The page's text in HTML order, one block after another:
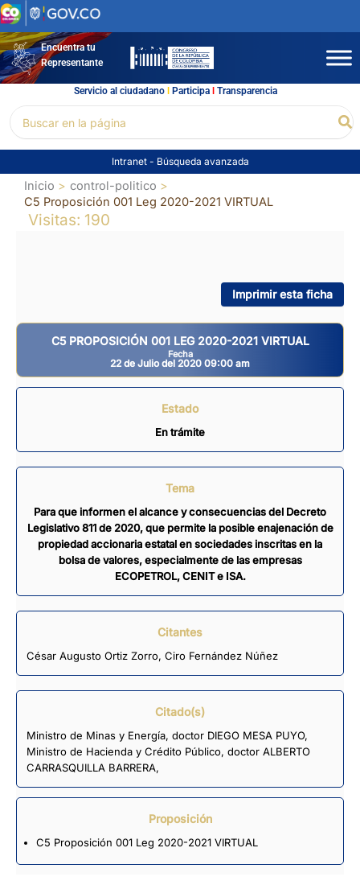
Ir
al
contenidoEncuentra tu
Representante
Servicio al ciudadano l Participal Transparencia
por:
Intranet - Búsqueda avanzada
Inicio
control-politico
C5 Proposición 001 Leg 2020-2021 VIRTUAL
Visitas: 190
Imprimir esta ficha
C5 PROPOSICIÓN 001 LEG 2020-2021 VIRTUAL
Fecha
22 de Julio del 2020 09:00 am
Estado
En trámite
Tema
Para que informen el alcance y consecuencias del Decreto
Legislativo 811 de 2020, que permite la posible enajenación de
propiedad accionaria estatal en sociedades inscritas en la
bolsa de valores, especialmente de las empresas
ECOPETROL, CENIT e ISA.
Citantes
César Augusto Ortiz Zorro, Ciro Fernández Núñez
Citado(s)
Ministro de Minas y Energía, doctor DIEGO MESA PUYO,
Ministro de Hacienda y Crédito Público, doctor ALBERTO
CARRASQUILLA BARRERA,
Proposición
C5 Proposición 001 Leg 2020-2021 VIRTUAL